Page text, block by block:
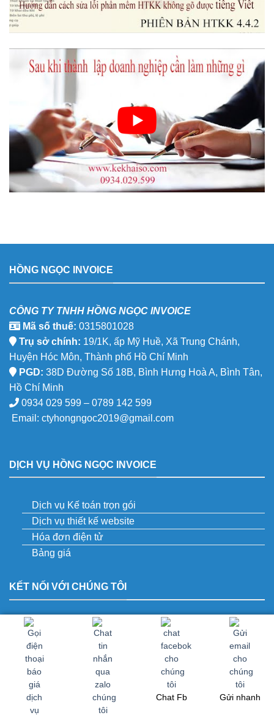
HỒNG NGỌC INVOICE
CÔNG TY TNHH HỒNG NGỌC INVOICE
Mã số thuế: 0315801028
Trụ sở chính: 19/1K, ấp Mỹ Huề, Xã Trung Chánh,
Huyện Hóc Môn, Thành phố Hồ Chí Minh
PGD: 38D Đường Số 18B, Bình Hưng Hoà A, Bình Tân,
Hồ Chí Minh
0934 029 599 – 0789 142 599
Email: ctyhongngoc2019@gmail.com
DỊCH VỤ HỒNG NGỌC INVOICE
Dịch vụ Kế toán trọn gói
Dịch vụ thiết kế website
Hóa đơn điện tử
Bảng giá
KẾT NỐI VỚI CHÚNG TÔI
Dịch vụ chữ ký số, hóa đơn điện tử Hồng
Ngọc invoice
Chat Fb Gửi nhanh